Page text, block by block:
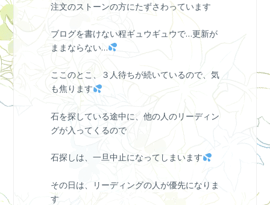
注文のストーンの方にたずさわっています
ブログを書けない程ギュウギュウで…更新が
ままならない…
ここのとこ、３人待ちが続いているので、気
も焦ります
石を探している途中に、他の人のリーディン
グが入ってくるので
石探しは、一旦中止になってしまいます
その日は、リーディングの人が優先になりま
す